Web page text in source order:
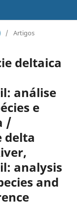
/ Artigos
deltaica
análise
e
/
delta
analysis
and